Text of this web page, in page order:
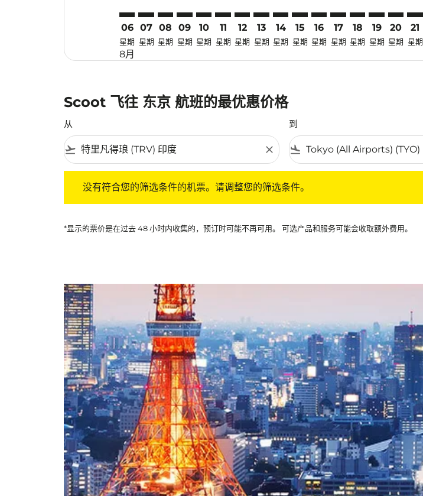
06
星期
8月
07
星期
08
星期
09
星期
10
星期
11
星期
12
星期
13
星期
14
星期
15
星期
16
星期
17
星期
18
星期
19
星期
20
星期
21
星期
Scoot 飞往 东京 航班的最优惠价格
从
flight_takeoff close
到
flight_land
没有符合您的筛选条件的机票。请调整您的筛选条件。
*显示的票价是在过去 48 小时内收集的，预订时可能不再可用。 可选产品和服务可能会收取额外费用。